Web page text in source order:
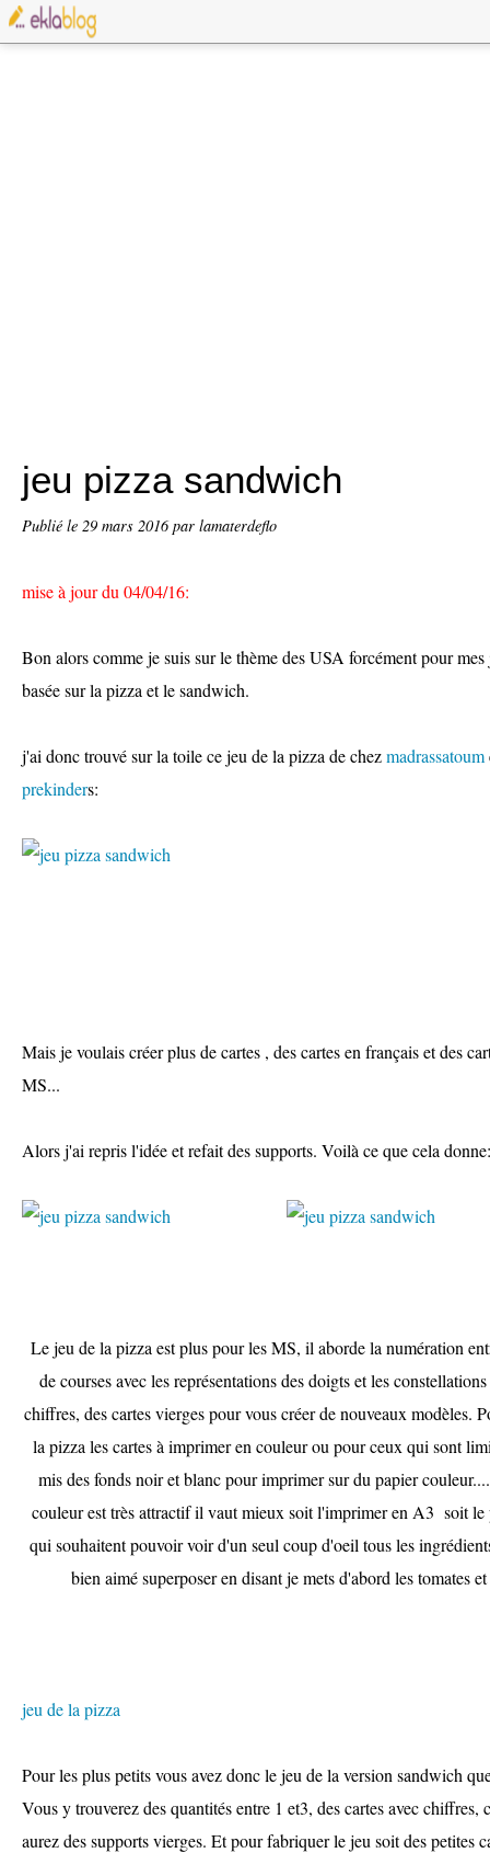
jeu pizza sandwich
Publié le 29 mars 2016par lamaterdeflo
mise à jour du 04/04/16:
Bon alors comme je suis sur le thème des USA forcément pour
basée sur la pizza et le sandwich.
j'ai donc trouvé sur la toile ce jeu de la pizza de chezmadrassatoum
prekinders:
Mais je voulais créer plus de cartes , des cartes en français et des
MS...
Alors j'ai repris l'idée et refait des supports. Voilà ce que cela donne:
Le jeu de la pizza est plus pour les MS, il aborde la numération
de courses avec les représentations des doigts et les
chiffres, des cartes vierges pour vous créer de nouveaux modèles.
la pizza les cartes à imprimer en couleur ou pour ceux qui sont
mis des fonds noir et blanc pour imprimer sur du papier
couleur est très attractif il vaut mieux soit l'imprimer en A3 soit
qui souhaitent pouvoir voir d'un seul coup d'oeil tous les
bien aimé superposer en disant je mets d'abord les tomates
jeu de la pizza
Pour les plus petits vous avez donc le jeu de la version sandwich
Vous y trouverez des quantités entre 1 et3, des cartes avec chiffres,
aurez des supports vierges. Et pour fabriquer le jeu soit des petites